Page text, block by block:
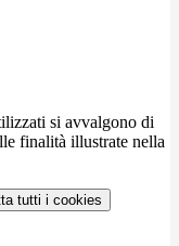
si avvalgono di
finalità illustrate nella
tutti i cookies